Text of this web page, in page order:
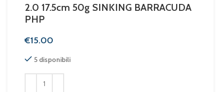
2.0 17.5cm 50g SINKING BARRACUDA
PHP
€
5 disponibili